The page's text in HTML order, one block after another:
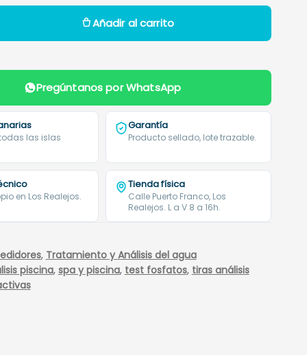
Añadir al carrito
Pregúntanos por WhatsApp
las islas
Garantía
Producto sellado, lote trazable.
en Los Realejos.
Tienda física
Calle Puerto Franco, Los
Realejos. L a V 8 a 16h.
, Tratamiento y Análisis del agua
piscina, spa y piscina, test fosfatos, tiras análisis